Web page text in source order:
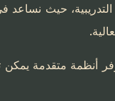
التدريبية، حيث
أنظمة متقدمة